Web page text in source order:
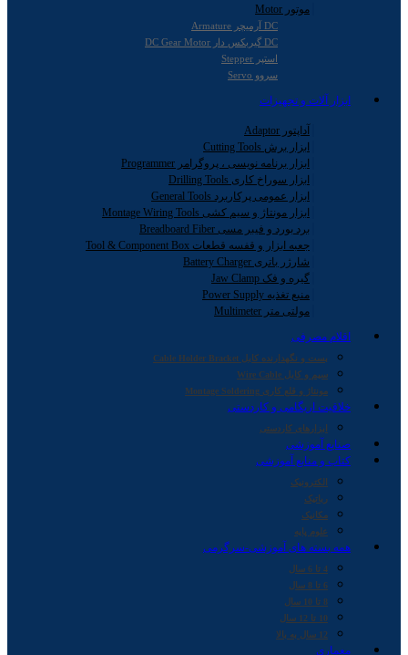
موتور Motor
DC آرمیچر Armature
DC گیربکس دار DC Gear Motor
استپر Stepper
سروو Servo
ابزار آلات و تجهیزات
آداپتور Adaptor
ابزار برش Cutting Tools
ابزار برنامه نویسی ، پروگرامر Programmer
ابزار سوراخ کاری Drilling Tools
ابزار عمومی پرکاربرد General Tools
ابزار مونتاژ و سیم کشی Montage Wiring Tools
برد بورد و فیبر مسی Breadboard Fiber
جعبه ابزار و قفسه قطعات Tool & Component Box
شارژر باتری Battery Charger
گیره و فک Jaw Clamp
منبع تغذیه Power Supply
مولتی متر Multimeter
اقلام مصرفی
بست و نگهدارنده کابل Cable Holder Bracket
سیم و کابل Wire Cable
مونتاژ و قلع کاری Montage Soldering
خلاقیت اریگامی و کاردستی
ابزارهای کاردستی
صنایع آموزشی
کتاب و منابع آموزشی
الکترونیک
رباتیک
مکانیک
علوم پایه
همه بسته های آموزشی-سرگرمی
4 تا 6 سال
6 تا 8 سال
8 تا 10 سال
10 تا 12 سال
12 سال به بالا
معماری